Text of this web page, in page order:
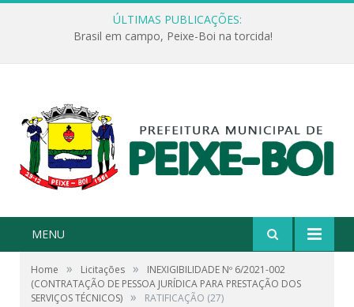
ÚLTIMAS PUBLICAÇÕES:
Brasil em campo, Peixe-Boi na torcida!
MENU
Home » Licitações »
INEXIGIBILIDADE Nº 6/2021-002
(CONTRATAÇÃO DE PESSOA JURÍDICA PARA PRESTAÇÃO DOS
SERVIÇOS TÉCNICOS) » RATIFICAÇÃO (27)